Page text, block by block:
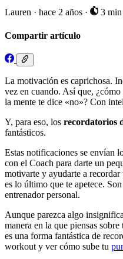
Lauren · hace 2 años · 3 min
Compartir artículo
La motivación es caprichosa.
vez en cuando. Así que,
la mente te dice «no»? Con
Y, para eso, los recordatorios
fantásticos.
Estas notificaciones se envían
con el Coach para darte un
motivarte y ayudarte a recordar
es lo último que te apetece.
entrenador personal.
Aunque parezca algo
manera en la que piensas
es una forma fantástica de
workout y ver cómo sube tu